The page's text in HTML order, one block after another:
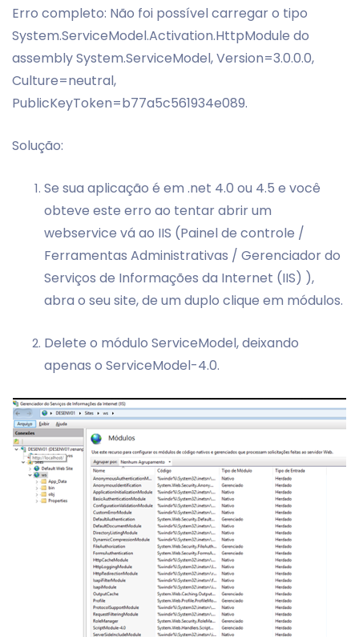
Erro completo: Não foi possível carregar o tipo
System.ServiceModel.Activation.HttpModule do
assembly System.ServiceModel, Version=3.0.0.0,
Culture=neutral,
PublicKeyToken=b77a5c561934e089.
Solução:
Se sua aplicação é em .net 4.0 ou 4.5 e você
obteve este erro ao tentar abrir um
webservice vá ao IIS (Painel de controle /
Ferramentas Administrativas / Gerenciador do
Serviços de Informações da Internet (IIS) ),
abra o seu site, de um duplo clique em módulos.
Delete o módulo ServiceModel, deixando
apenas o ServiceModel-4.0.